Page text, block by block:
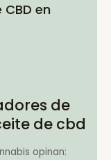
en
de
de cbd
opinan: